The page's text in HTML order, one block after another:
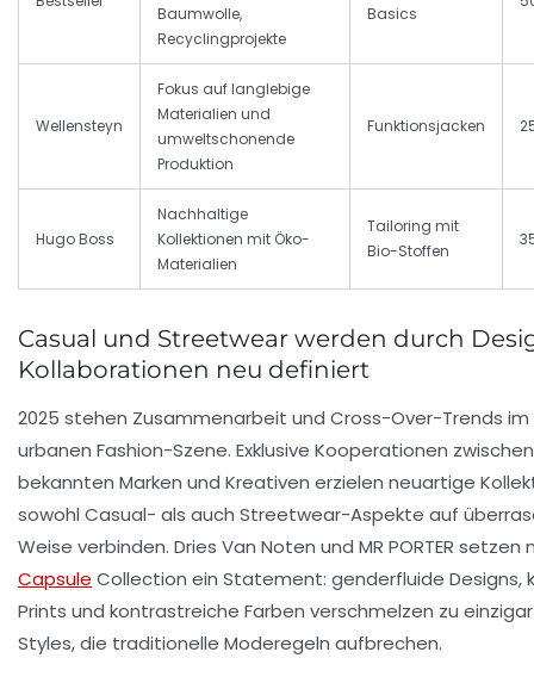
Baumwolle,
Recyclingprojekte
Basics
Wellensteyn
Fokus auf langlebige
Materialien und
umweltschonende
Produktion
Funktionsjacken
Hugo Boss
Nachhaltige
Kollektionen mit Öko-
Materialien
Tailoring mit
Bio-Stoffen
Casual und Streetwear werden durch
Kollaborationen neu definiert
2025 stehen Zusammenarbeit und Cross-Over-Trends im
urbanen Fashion-Szene. Exklusive Kooperationen zwischen
bekannten Marken und Kreativen erzielen neuartige
sowohl Casual- als auch Streetwear-Aspekte auf
Weise verbinden. Dries Van Noten und MR PORTER setzen
Capsule Collection ein Statement: genderfluide Designs,
Prints und kontrastreiche Farben verschmelzen zu
Styles, die traditionelle Moderegeln aufbrechen.